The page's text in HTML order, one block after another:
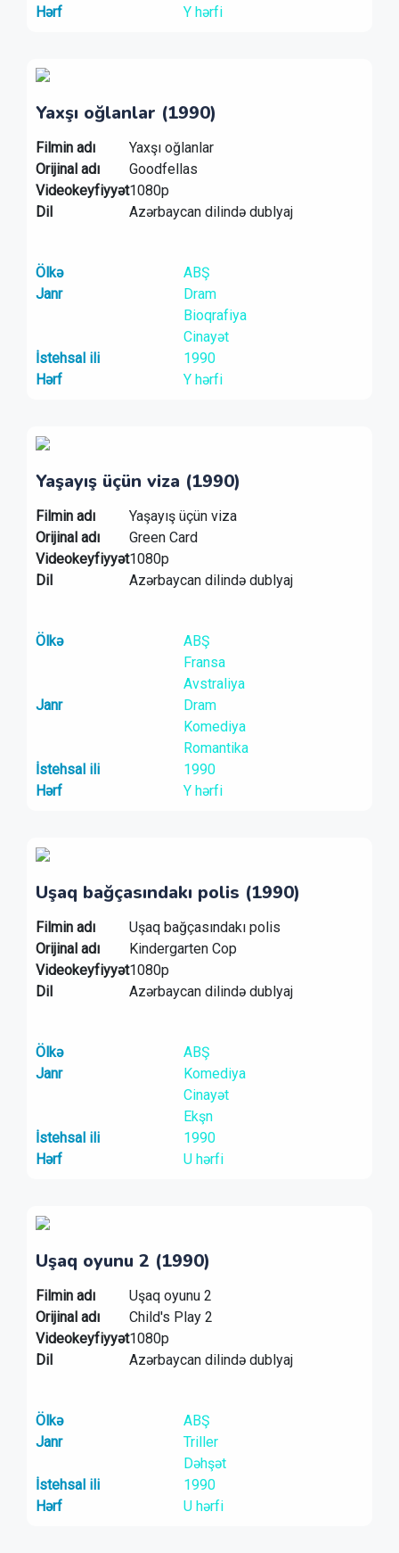
Hərf
Y hərfi
Yaxşı oğlanlar (1990)
Filmin adı
Yaxşı oğlanlar
Orijinal adı
Goodfellas
Videokeyfiyyət1080p
Dil
Azərbaycan dilində dublyaj
Ölkə
ABŞ
Janr
Dram
Bioqrafiya
Cinayət
İstehsal ili
1990
Hərf
Y hərfi
Yaşayış üçün viza (1990)
Filmin adı
Yaşayış üçün viza
Orijinal adı
Green Card
Videokeyfiyyət1080p
Dil
Azərbaycan dilində dublyaj
Ölkə
ABŞ
Fransa
Avstraliya
Janr
Dram
Komediya
Romantika
İstehsal ili
1990
Hərf
Y hərfi
Uşaq bağçasındakı polis (1990)
Filmin adı
Uşaq bağçasındakı polis
Orijinal adı
Kindergarten Cop
Videokeyfiyyət1080p
Dil
Azərbaycan dilində dublyaj
Ölkə
ABŞ
Janr
Komediya
Cinayət
Ekşn
İstehsal ili
1990
Hərf
U hərfi
Uşaq oyunu 2 (1990)
Filmin adı
Uşaq oyunu 2
Orijinal adı
Child's Play 2
Videokeyfiyyət1080p
Dil
Azərbaycan dilində dublyaj
Ölkə
ABŞ
Janr
Triller
Dəhşət
İstehsal ili
1990
Hərf
U hərfi